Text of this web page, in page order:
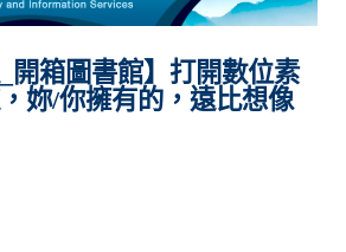
_開箱圖書館】打開數位素
妳/你擁有的，遠比想像